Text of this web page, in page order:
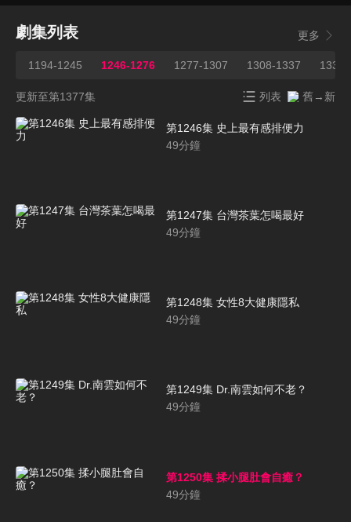
劇集列表 更多
1194-1245 1246-1276 1277-1307 1308-1337
更新至第1377集 列表 舊→新
第1246集 史上最有感排便力
49分鐘
第1247集 台灣茶葉怎喝最好
49分鐘
第1248集 女性8大健康隱私
49分鐘
第1249集 Dr.南雲如何不老？
49分鐘
第1250集 揉小腿肚會自癒？
49分鐘